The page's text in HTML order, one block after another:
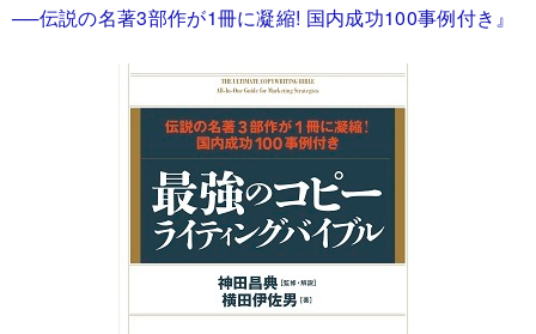
──伝説の名著3部作が1冊に凝縮! 国内成功100事例付き』